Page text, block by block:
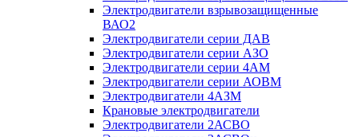
Электродвигатели взрывозащищенные
ВАО2
Электродвигатели серии ДАВ
Электродвигатели серии АЗО
Электродвигатели серии 4АМ
Электродвигатели серии АОВМ
Электродвигатели 4АЗМ
Крановые электродвигатели
Электродвигатели 2АСВО